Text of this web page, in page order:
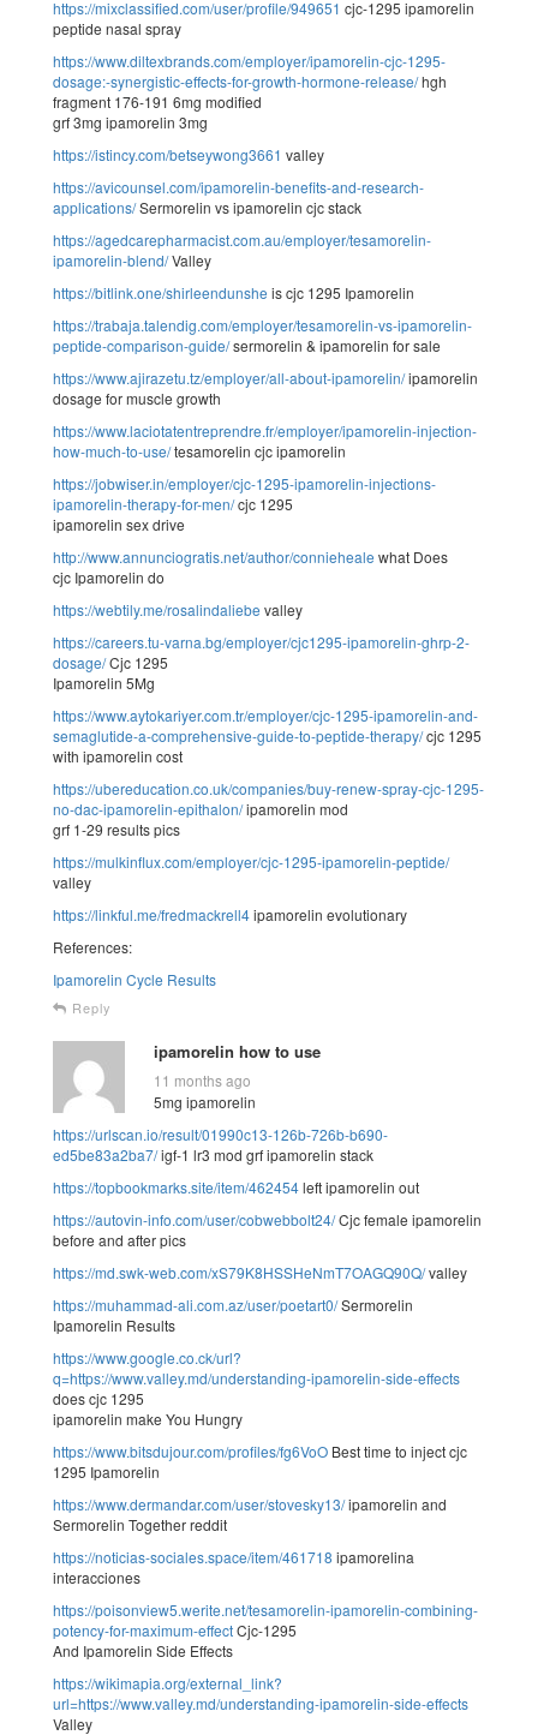
https://mixclassified.com/user/profile/949651 cjc-1295 ipamorelin
peptide nasal spray
https://www.diltexbrands.com/employer/ipamorelin-cjc-1295-
dosage:-synergistic-effects-for-growth-hormone-release/hgh
fragment 176-191 6mg modified
grf 3mg ipamorelin 3mg
https://istincy.com/betseywong3661 valley
https://avicounsel.com/ipamorelin-benefits-and-research-
applications/Sermorelin vs ipamorelin cjc stack
https://agedcarepharmacist.com.au/employer/tesamorelin-
ipamorelin-blend/Valley
https://bitlink.one/shirleendunshe is cjc 1295 Ipamorelin
https://trabaja.talendig.com/employer/tesamorelin-vs-ipamorelin-
peptide-comparison-guide/sermorelin & ipamorelin for sale
https://www.ajirazetu.tz/employer/all-about-ipamorelin/ipamorelin
dosage for muscle growth
https://www.laciotatentreprendre.fr/employer/ipamorelin-injection-
how-much-to-use/tesamorelin cjc ipamorelin
https://jobwiser.in/employer/cjc-1295-ipamorelin-injections-
ipamorelin-therapy-for-men/cjc 1295
ipamorelin sex drive
http://www.annunciogratis.net/author/connieheale what Does
cjc Ipamorelin do
https://webtily.me/rosalindaliebe valley
https://careers.tu-varna.bg/employer/cjc1295-ipamorelin-ghrp-2-
dosage/Cjc 1295
Ipamorelin 5Mg
https://www.aytokariyer.com.tr/employer/cjc-1295-ipamorelin-and-
semaglutide-a-comprehensive-guide-to-peptide-therapy/cjc 1295
with ipamorelin cost
https://ubereducation.co.uk/companies/buy-renew-spray-cjc-1295-
no-dac-ipamorelin-epithalon/ipamorelin mod
grf 1-29 results pics
https://mulkinflux.com/employer/cjc-1295-ipamorelin-peptide/
valley
https://linkful.me/fredmackrell4ipamorelin evolutionary
References:
Ipamorelin Cycle Results
Reply
ipamorelin how to use
11 months ago
5mg ipamorelin
https://urlscan.io/result/01990c13-126b-726b-b690-
ed5be83a2ba7/igf-1 lr3 mod grf ipamorelin stack
https://topbookmarks.site/item/462454left ipamorelin out
https://autovin-info.com/user/cobwebbolt24/Cjc female ipamorelin
before and after pics
https://md.swk-web.com/xS79K8HSSHeNmT7OAGQ90Q/valley
https://muhammad-ali.com.az/user/poetart0/Sermorelin
Ipamorelin Results
https://www.google.co.ck/url?
q=https://www.valley.md/understanding-ipamorelin-side-effects
does cjc 1295
ipamorelin make You Hungry
https://www.bitsdujour.com/profiles/fg6VoO Best time to inject cjc
1295 Ipamorelin
https://www.dermandar.com/user/stovesky13/ipamorelin and
Sermorelin Together reddit
https://noticias-sociales.space/item/461718 ipamorelina
interacciones
https://poisonview5.werite.net/tesamorelin-ipamorelin-combining-
potency-for-maximum-effectCjc-1295
And Ipamorelin Side Effects
https://wikimapia.org/external_link?
url=https://www.valley.md/understanding-ipamorelin-side-effects
Valley